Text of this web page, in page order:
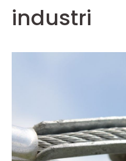
industri